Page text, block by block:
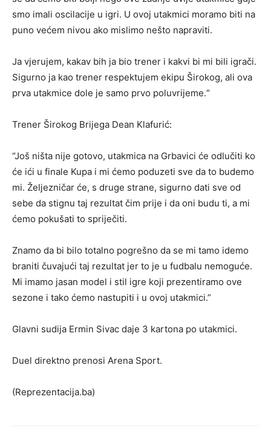
smo imali oscilacije u igri. U ovoj utakmici moramo biti na
puno većem nivou ako mislimo nešto napraviti.
Ja vjerujem, kakav bih ja bio trener i kakvi bi mi bili igrači.
Sigurno ja kao trener respektujem ekipu Širokog, ali ova
prva utakmice dole je samo prvo poluvrijeme.“
Trener Širokog Brijega Dean Klafurić:
“Još ništa nije gotovo, utakmica na Grbavici će odlučiti ko
će ići u finale Kupa i mi ćemo poduzeti sve da to budemo
mi. Željezničar će, s druge strane, sigurno dati sve od
sebe da stignu taj rezultat čim prije i da oni budu ti, a mi
ćemo pokušati to spriječiti.
Znamo da bi bilo totalno pogrešno da se mi tamo idemo
braniti čuvajući taj rezultat jer to je u fudbalu nemoguće.
Mi imamo jasan model i stil igre koji prezentiramo ove
sezone i tako ćemo nastupiti i u ovoj utakmici.”
Glavni sudija Ermin Sivac daje 3 kartona po utakmici.
Duel direktno prenosi Arena Sport.
(Reprezentacija.ba)